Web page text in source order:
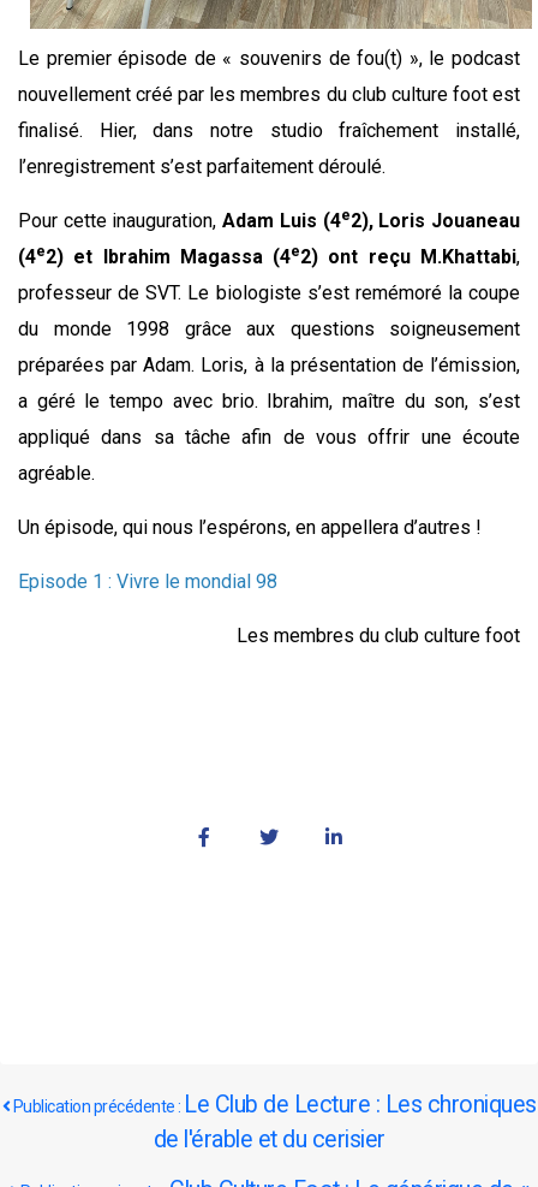
Le premier épisode de « souvenirs de fou(t) », le podcast
nouvellement créé par les membres du club culture foot est
finalisé. Hier, dans notre studio fraîchement installé,
l’enregistrement s’est parfaitement déroulé.
Pour cette inauguration,Adam Luis (4e2), Loris Jouaneau
(4e2) et Ibrahim Magassa (4e2) ont reçu M.Khattabi,
professeur de SVT. Le biologiste s’est remémoré la coupe
du monde 1998 grâce aux questions soigneusement
préparées par Adam. Loris, à la présentation de l’émission,
a géré le tempo avec brio. Ibrahim, maître du son, s’est
appliqué dans sa tâche afin de vous offrir une écoute
agréable.
Un épisode, qui nous l’espérons, en appellera d’autres !
Episode 1 : Vivre le mondial 98
Les membres du club culture foot
Publication précédente : Le Club de Lecture : Les chroniques
de l'érable et du cerisier